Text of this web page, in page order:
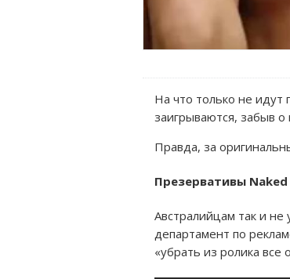
На что только не идут
заигрываются, забыв о
Правда, за
Презервативы Naked
Австралийцам так и
департамент по
«убрать из ролика все